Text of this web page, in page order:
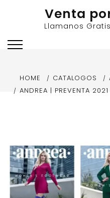
Venta
Llamanos
HOME CATALOGOS
ANDREA | PREVENTA 2021